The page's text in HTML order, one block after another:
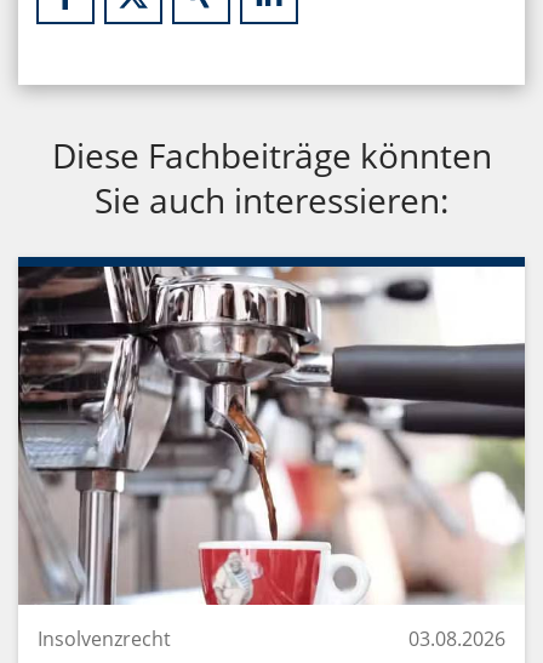
Diese Fachbeiträge könnten
Sie auch interessieren:
Insolvenzrecht 03.08.2026